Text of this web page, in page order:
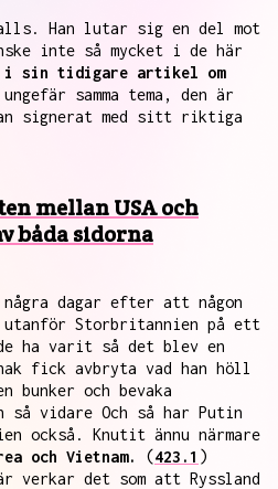
Han lutar sig en del mot
inte så mycket i de här
i sin tidigare artikel om
samma tema, den är
signerat med sitt riktiga
mellan USA och
båda sidorna
några dagar efter att någon
utanför Storbritannien på ett
ha varit så det blev en
fick avbryta vad han höll
bunker och bevaka
vidare Och så har Putin
också. Knutit ännu närmare
och Vietnam. (423.1 )
verkar det som att Ryssland